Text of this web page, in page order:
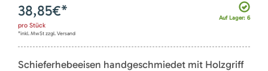
Auf Lager: 6
38,85€*
pro Stück
*inkl. MwSt zzgl. Versand
Schieferhebeeisen handgeschmiedet mit Holzgriff